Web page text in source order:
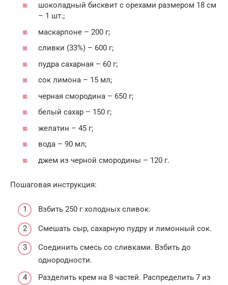
шоколадный бисквит с орехами размером 18 см
– 1 шт.;
маскарпоне – 200 г;
сливки (33%) – 600 г;
пудра сахарная – 60 г;
сок лимона – 15 мл;
черная смородина – 650 г;
белый сахар – 150 г;
желатин – 45 г;
вода – 90 мл;
джем из черной смородины – 120 г.
Пошаговая инструкция:
Взбить 250 г холодных сливок.
Смешать сыр, сахарную пудру и лимонный сок.
Соединить смесь со сливками. Взбить до
однородности.
Разделить крем на 8 частей. Распределить 7 из